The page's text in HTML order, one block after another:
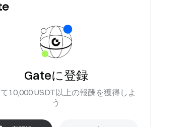
Gateに登録
10,000 USDT以上の報酬を獲得しよ
う